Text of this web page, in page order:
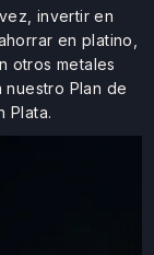
invertir en
en platino,
otros metales
Plan de
Plata.